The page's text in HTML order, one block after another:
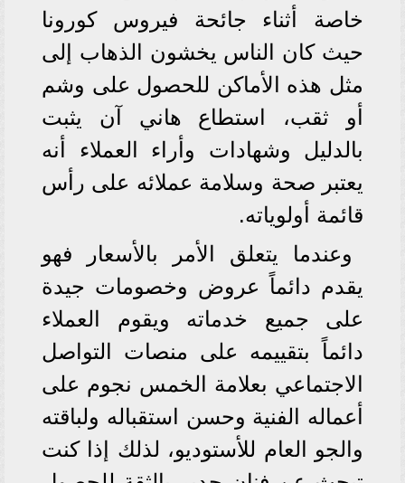
خاصة أثناء جائحة فيروس كورونا
حيث كان الناس يخشون الذهاب إلى
مثل هذه الأماكن للحصول على وشم
أو ثقب، استطاع هاني آن يثبت
بالدليل وشهادات وأراء العملاء أنه
يعتبر صحة وسلامة عملائه على رأس
قائمة أولوياته.
وعندما يتعلق الأمر بالأسعار فهو
يقدم دائماً عروض وخصومات جيدة
على جميع خدماته ويقوم العملاء
دائماً بتقييمه على منصات التواصل
الاجتماعي بعلامة الخمس نجوم على
أعماله الفنية وحسن استقباله ولباقته
والجو العام للأستوديو، لذلك إذا كنت